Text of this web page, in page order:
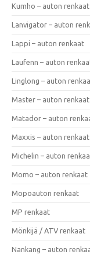
Kumho – auton renkaat
Lanvigator – auton
Lappi – auton renkaat
Laufenn – auton
Linglong – auton
Master – auton renkaat
Matador – auton
Maxxis – auton renkaat
Michelin – auton
Momo – auton renkaat
Mopoauton renkaat
MP renkaat
Mönkijä / ATV renkaat
Nankang – auton